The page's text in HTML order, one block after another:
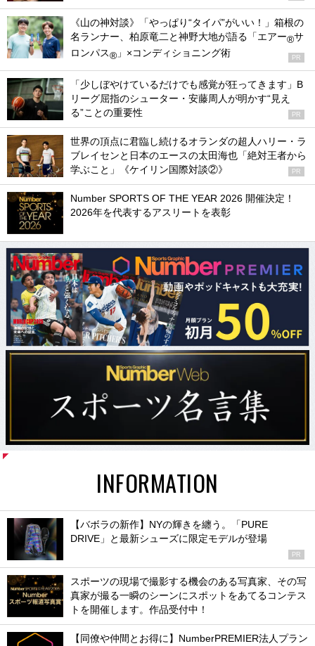
《山の神対談》「やっぱり“タイパ”がいい！」箱根の
名ランナー、柏原竜二と神野大地が語る「エアー®サ
ロンパス® 」×コンディショニング術 PR
「少しぼやけているだけでも感覚が狂ってきます」B
リーグ屈指のシューター・安藤周人が明かす“見え
る”ことの重要性
PR
世界の頂点に君臨し続けるオランダの超人ハリー・ラ
ブレイセンと日本のエースの太田海也「絶対王者から
学ぶこと」《ケイリン国際対談②》
PR
Number SPORTS OF THE YEAR 2026 開催決定！
2026年を代表するアスリートを表彰
INFORMATION
【バボラの新作】NYの輝きを纏う。「PURE
DRIVE」と最新シューズに限定モデルが登場
PR
スポーツの現場で撮影する機会のある写真家、その写
真家が撮る一瞬のシーンにスポットをあてるコンテス
トを開催します。作品受付中！
【同僚や仲間とお得に】NumberPREMIER法人プラン